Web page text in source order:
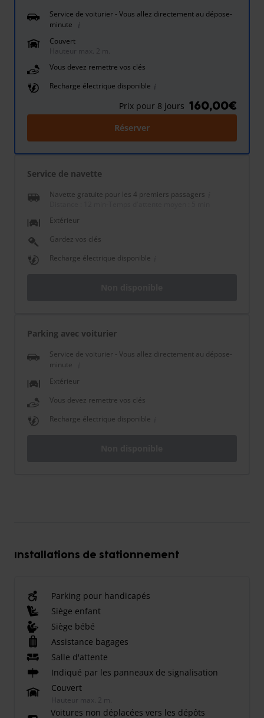
Service de voiturier - Vous allez directement au dépose-
minute
Couvert
Hauteur max. 2 m.
Vous devez remettre vos clés
Recharge électrique disponible
Prix pour 8 jours 160,00€
Réserver
Service de navette
Navette gratuite pour les 4 premiers passagers
Extérieur
Gardez vos clés
Recharge électrique disponible
Parking avec voiturier
Service de voiturier - Vous allez directement au dépose-
minute
Extérieur
Vous devez remettre vos clés
Recharge électrique disponible
Installations de stationnement
Parking pour handicapés
Siège enfant
Siège bébé
Assistance bagages
Salle d'attente
Indiqué par les panneaux de signalisation
Couvert
Hauteur max. 2 m.
Voitures non déplacées vers les dépôts